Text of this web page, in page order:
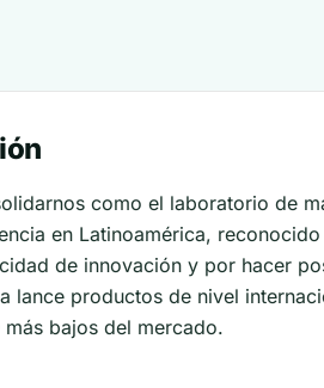
como el laboratorio de
en Latinoamérica,
de innovación y por hacer
lance productos de nivel
más bajos del mercado.